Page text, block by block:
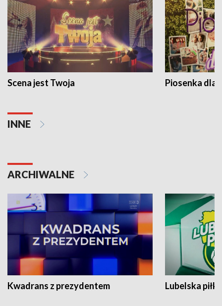
Scena jest Twoja Piosenka dla
INNE
ARCHIWALNE
Kwadrans z prezydentem Lubelska piłka